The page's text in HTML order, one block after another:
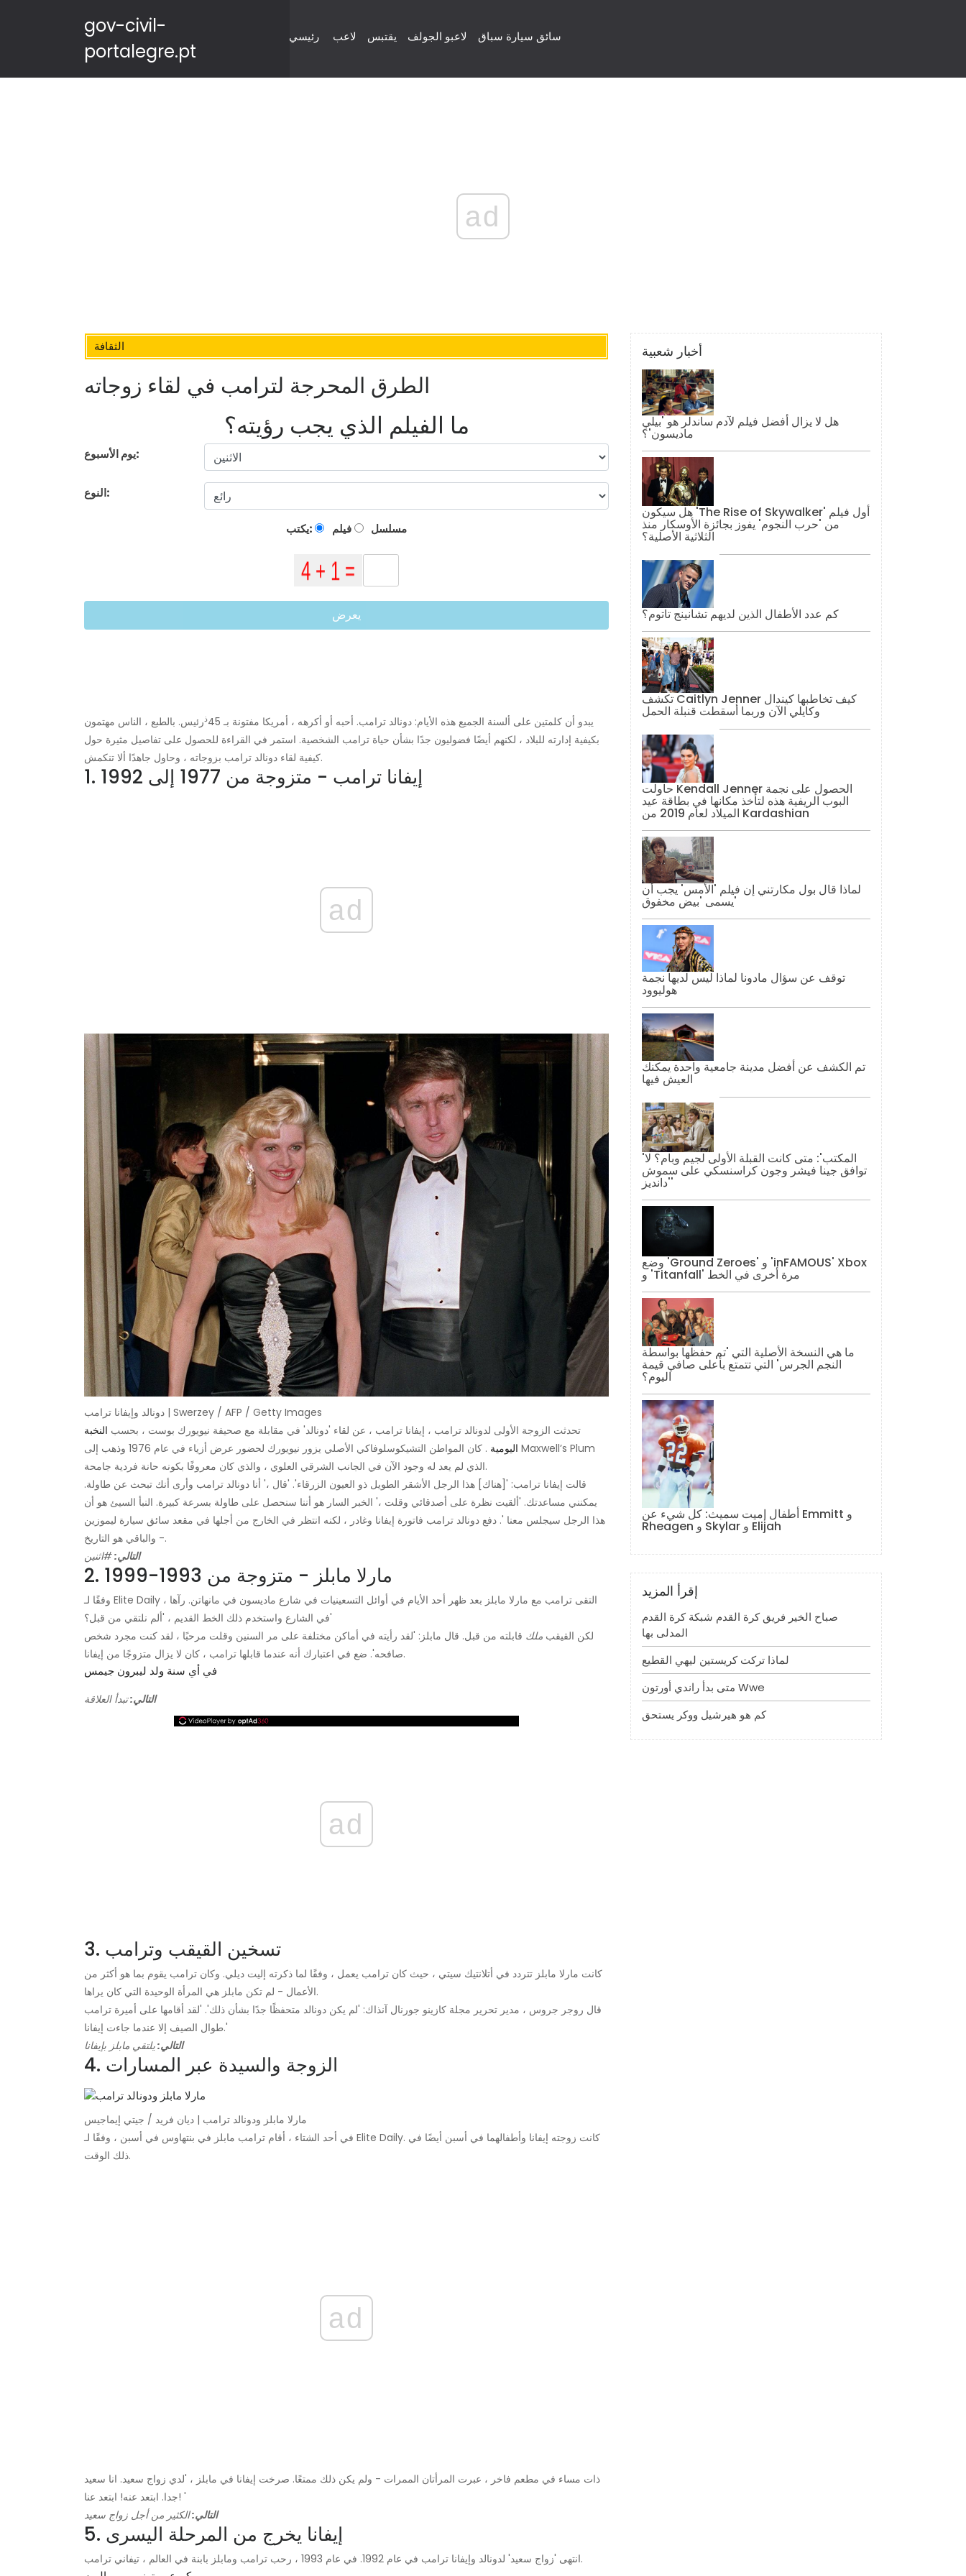
gov-civil-
portalegre.pt
رئيسي لاعب يقتبس لاعبو الجولف سائق سيارة سباق
ad
الثقافة
الطرق المحرجة لترامب في لقاء زوجاته
ما الفيلم الذي يجب رؤيته؟
يوم الأسبوع:
النوع:
يكتب: فيلم مسلسل
يعرض
يبدو أن كلمتين على ألسنة الجميع هذه الأيام: دونالد ترامب. أحبه أو أكرهه ، أمريكا مفتونة بـ 45 ذرئيس. بالطبع ، الناس مهتمون
بكيفية إدارته للبلاد ، لكنهم أيضًا فضوليون جدًا بشأن حياة ترامب الشخصية. استمر في القراءة للحصول على تفاصيل مثيرة حول
كيفية لقاء دونالد ترامب بزوجاته ، وحاول جاهدًا ألا تنكمش.
1. إيفانا ترامب - متزوجة من 1977 إلى 1992
ad
دونالد وإيفانا ترامب | Swerzey / AFP / Getty Images
تحدثت الزوجة الأولى لدونالد ترامب ، إيفانا ترامب ، عن لقاء 'دونالد' في مقابلة مع صحيفة نيويورك بوست ، بحسب النخبة
اليومية
. كان المواطن التشيكوسلوفاكي الأصلي يزور نيويورك لحضور عرض أزياء في عام 1976 وذهب إلى Maxwell’s Plum
الذي لم يعد له وجود الآن في الجانب الشرقي العلوي ، والذي كان معروفًا بكونه حانة فردية جامحة.
قالت إيفانا ترامب: '[هناك] هذا الرجل الأشقر الطويل ذو العيون الزرقاء'. 'قال ،' أنا دونالد ترامب وأرى أنك تبحث عن طاولة.
يمكنني مساعدتك. 'ألقيت نظرة على أصدقائي وقلت ،' الخبر السار هو أننا سنحصل على طاولة بسرعة كبيرة. النبأ السيئ هو أن
هذا الرجل سيجلس معنا '. دفع دونالد ترامب فاتورة إيفانا وغادر ، لكنه انتظر في الخارج من أجلها في مقعد سائق سيارة ليموزين
- والباقي هو التاريخ.
التالي:#اثنين
2. مارلا مابلز - متزوجة من 1993-1999
وفقًا لـ Elite Daily ، التقى ترامب مع مارلا مابلز بعد ظهر أحد الأيام في أوائل التسعينيات في شارع ماديسون في مانهاتن. رآها
في الشارع واستخدم ذلك الخط القديم ، 'ألم نلتقي من قبل؟'
لكن القيقب ملك قابلته من قبل. قال مابلز: 'لقد رأيته في أماكن مختلفة على مر السنين وقلت مرحبًا ، لقد كنت مجرد شخص
صافحه'. ضع في اعتبارك أنه عندما قابلها ترامب ، كان لا يزال متزوجًا من إيفانا.
في أي سنة ولد ليبرون جيمس
التالي:تبدأ العلاقة
ad
3. تسخين القيقب وترامب
كانت مارلا مابلز تتردد في أتلانتيك سيتي ، حيث كان ترامب يعمل ، وفقًا لما ذكرته إليت ديلي. وكان ترامب يقوم بما هو أكثر من
الأعمال - لم تكن مابلز هي المرأة الوحيدة التي كان يراها.
قال روجر جروس ، مدير تحرير مجلة كازينو جورنال آنذاك: 'لم يكن دونالد متحفظًا جدًا بشأن ذلك'. 'لقد أقامها على أميرة ترامب
طوال الصيف إلا عندما جاءت إيفانا.'
التالي:يلتقي مابلز بإيفانا
4. الزوجة والسيدة عبر المسارات
مارلا مابلز ودونالد ترامب | ديان فريد / جيتي إيماجيس
في أحد الشتاء ، أقام ترامب مابلز في بنتهاوس في أسبن ، وفقًا لـ Elite Daily. كانت زوجته إيفانا وأطفالهما في أسبن أيضًا في
ذلك الوقت.
ad
ذات مساء في مطعم فاخر ، عبرت المرأتان الممرات - ولم يكن ذلك ممتعًا. صرخت إيفانا في مابلز ، 'لدي زواج سعيد. انا سعيد
جدا. ابتعد عنه! ابتعد عنا! '
التالي:الكثير من أجل زواج سعيد
5. إيفانا يخرج من المرحلة اليسرى
انتهى 'زواج سعيد' لدونالد وإيفانا ترامب في عام 1992. في عام 1993 ، رحب ترامب ومابلز بابنة في العالم ، تيفاني ترامب.
أخبار شعبية
هل لا يزال أفضل فيلم لآدم ساندلر هو 'بيلي
ماديسون'؟
هل سيكون 'The Rise of Skywalker' أول فيلم
من 'حرب النجوم' يفوز بجائزة الأوسكار منذ
الثلاثية الأصلية؟
كم عدد الأطفال الذين لديهم تشانينج تاتوم؟
تكشف Caitlyn Jenner كيف تخاطبها كيندال
وكايلي الآن وربما أسقطت قنبلة الحمل
حاولت Kendall Jenner الحصول على نجمة
البوب ​​الريفية هذه لتأخذ مكانها في بطاقة عيد
الميلاد لعام 2019 من Kardashian
لماذا قال بول مكارتني إن فيلم 'الأمس' يجب أن
يسمى 'بيض مخفوق'
توقف عن سؤال مادونا لماذا ليس لديها نجمة
هوليوود
تم الكشف عن أفضل مدينة جامعية واحدة يمكنك
العيش فيها
'المكتب': متى كانت القبلة الأولى لجيم وبام؟ لا
توافق جينا فيشر وجون كراسنسكي على سموش
'دانديز'
وضع 'Ground Zeroes' و 'inFAMOUS' Xbox
و 'Titanfall' مرة أخرى في الخط
ما هي النسخة الأصلية التي 'تم حفظها بواسطة
النجم الجرس' التي تتمتع بأعلى صافي قيمة
اليوم؟
أطفال إميت سميث: كل شيء عن Emmitt و
Rheagen و Skylar و Elijah
إقرأ المزيد
صباح الخير فريق كرة القدم شبكة كرة القدم
المدلى بها
لماذا تركت كريستين ليهي القطيع
متى بدأ راندي أورتون Wwe
كم هو هيرشيل ووكر يستحق